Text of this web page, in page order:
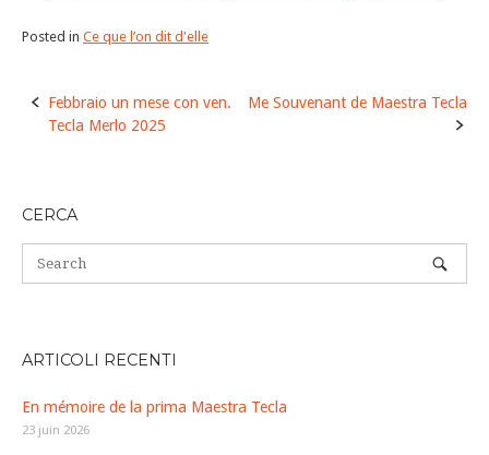
Posted in Ce que l’on dit d'elle
Post
navigation
Febbraio un mese con ven.
Tecla Merlo 2025
Me Souvenant de Maestra Tecla
CERCA
ARTICOLI RECENTI
En mémoire de la prima Maestra Tecla
23 juin 2026